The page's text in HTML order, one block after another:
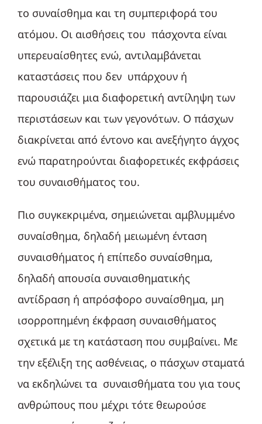
το συναίσθημα και τη συμπεριφορά του
ατόμου. Οι αισθήσεις του πάσχοντα είναι
υπερευαίσθητες ενώ, αντιλαμβάνεται
καταστάσεις που δεν υπάρχουν ή
παρουσιάζει μια διαφορετική αντίληψη των
περιστάσεων και των γεγονότων. Ο πάσχων
διακρίνεται από έντονο και ανεξήγητο άγχος
ενώ παρατηρούνται διαφορετικές εκφράσεις
του συναισθήματος του.
Πιο συγκεκριμένα, σημειώνεται αμβλυμμένο
συναίσθημα, δηλαδή μειωμένη ένταση
συναισθήματος ή επίπεδο συναίσθημα,
δηλαδή απουσία συναισθηματικής
αντίδραση ή απρόσφορο συναίσθημα, μη
ισορροπημένη έκφραση συναισθήματος
σχετικά με τη κατάσταση που συμβαίνει. Με
την εξέλιξη της ασθένειας, ο πάσχων σταματά
να εκδηλώνει τα συναισθήματα του για τους
ανθρώπους που μέχρι τότε θεωρούσε